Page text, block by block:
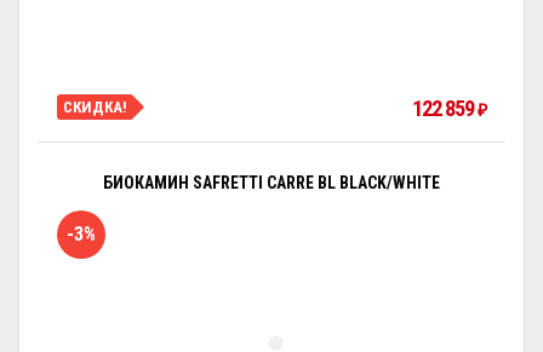
СКИДКА! 122 859₽
БИОКАМИН SAFRETTI CARRE BL BLACK/WHITE
-3%